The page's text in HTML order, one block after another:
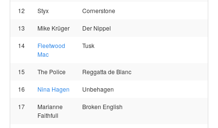
12 Styx Cornerstone
13 Mike Krüger Der Nippel
14
Fleetwood
Mac
Tusk
15 The Police Reggatta de Blanc
16 Nina Hagen Unbehagen
17
Marianne
Faithfull
Broken English